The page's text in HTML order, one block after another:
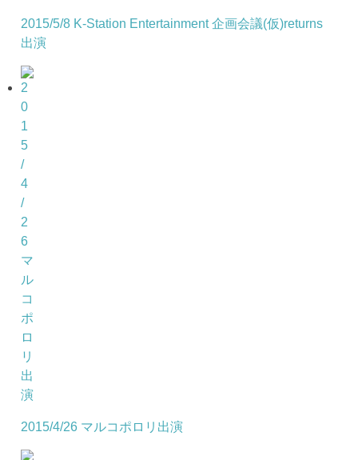
2015/5/8 K-Station Entertainment 企画会議(仮)returns
出演
2015/4/26 マルコポロリ出演